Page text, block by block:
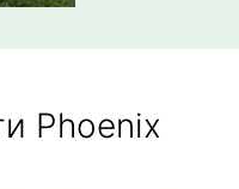
Phoenix